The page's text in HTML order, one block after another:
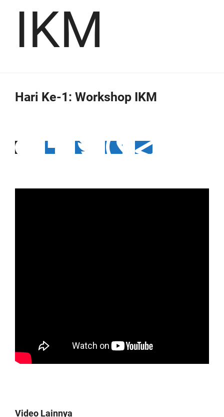
IKM
Hari Ke-1: Workshop IKM
Video Lainnya